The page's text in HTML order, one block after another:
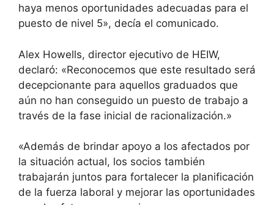
haya menos oportunidades adecuadas para el
puesto de nivel 5», decía el comunicado.
Alex Howells, director ejecutivo de HEIW,
declaró: «Reconocemos que este resultado será
decepcionante para aquellos graduados que
aún no han conseguido un puesto de trabajo a
través de la fase inicial de racionalización.»
«Además de brindar apoyo a los afectados por
la situación actual, los socios también
trabajarán juntos para fortalecer la planificación
de la fuerza laboral y mejorar las oportunidades